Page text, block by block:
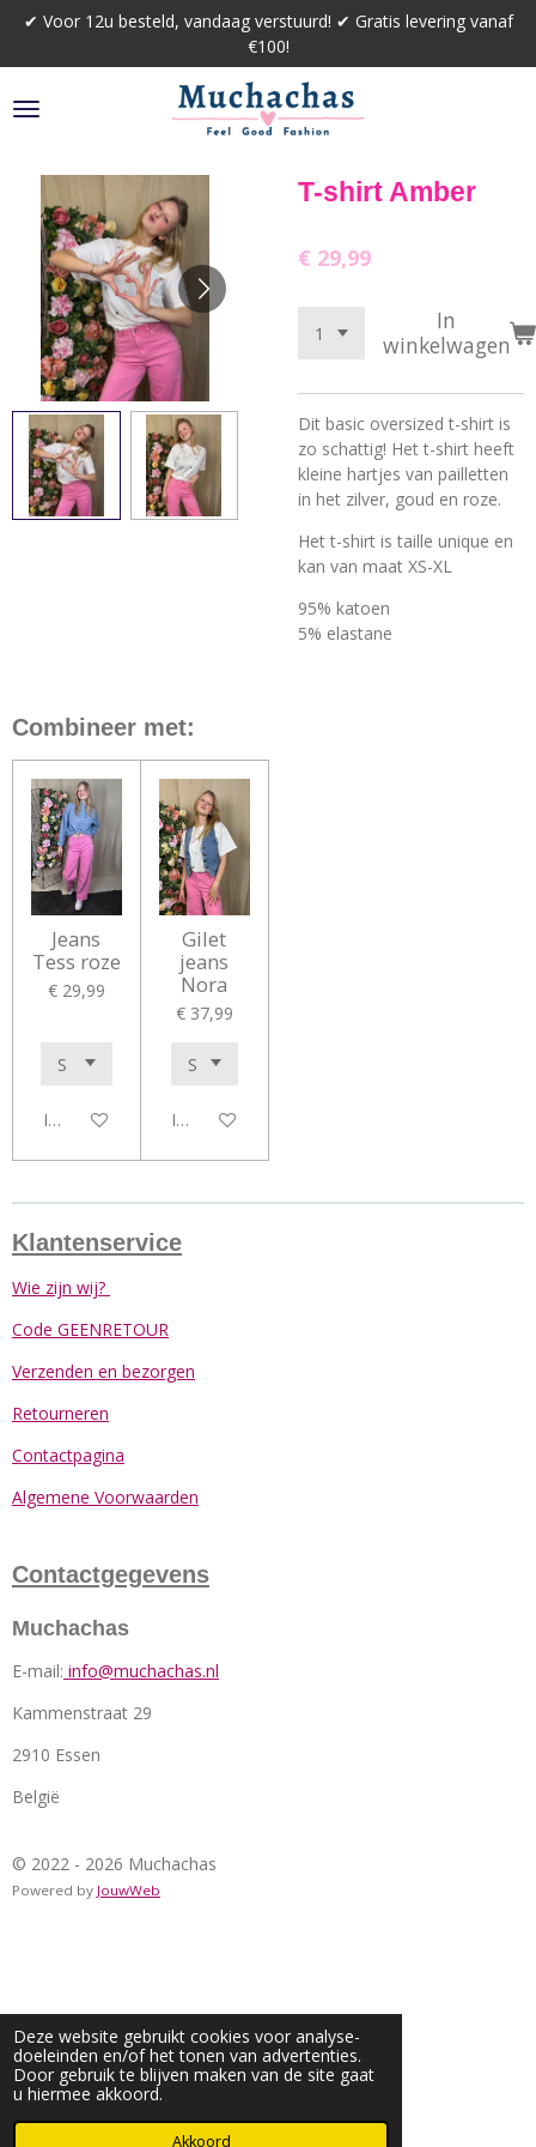
Deze website gebruikt cookies voor analyse-
doeleinden en/of het tonen van advertenties.
Door gebruik te blijven maken van de site gaat
u hiermee akkoord.
Akkoord
Ga
naar
de
hoofdinhoud
✔ Voor 12u besteld, vandaag verstuurd! ✔ Gratis levering vanaf
€100!
T-shirt Amber
€ 29,99
In
winkelwagen
Dit basic oversized t-shirt is
zo schattig! Het t-shirt heeft
kleine hartjes van pailletten
in het zilver, goud en roze.
Het t-shirt is taille unique en
kan van maat XS-XL
95% katoen
5% elastane
Combineer met:
Jeans
Tess roze
€ 29,99
In winkelwagen
Gilet
jeans
Nora
€ 37,99
In winkelwagen
Klantenservice
Wie zijn wij?
Code GEENRETOUR
Verzenden en bezorgen
Retourneren
Contactpagina
Algemene Voorwaarden
Contactgegevens
Muchachas
E-mail: info@muchachas.nl
Kammenstraat 29
2910 Essen
België
© 2022 - 2026 Muchachas
Powered by JouwWeb